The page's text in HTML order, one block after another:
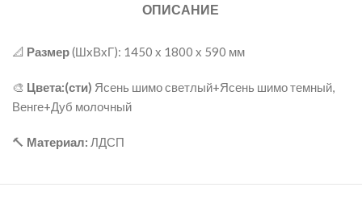
ОПИСАНИЕ
📐 Размер(ШxВхГ): 1450 х 1800 х 590 мм
🎨 Цвета:(сти) Ясень шимо светлый+Ясень шимо темный,
Венге+Дуб молочный
🔨 Материал: ЛДСП